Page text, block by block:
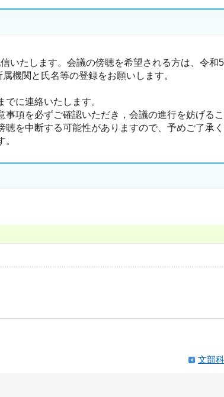
いたします。会議の傍聴を希望される方は、令和
属機関と氏名等の登録をお願いします。
に連絡いたします。
項を必ずご確認いただき，会議の進行を妨げる
を中断する可能性がありますので、予めご了承く
文部